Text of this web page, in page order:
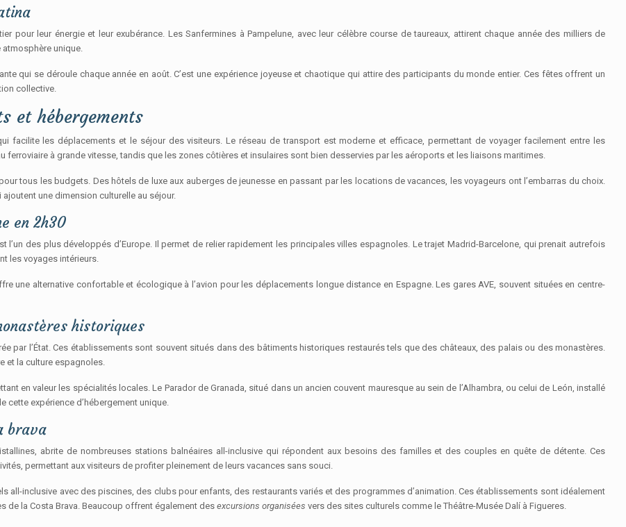
pour leur énergie et leur exubérance. Les Sanfermines à Pampelune, avec leur célèbre course de taureaux, attirent chaque année des milliers de
atmosphère unique.
qui se déroule chaque année en août. C’est une expérience joyeuse et chaotique qui attire des participants du monde entier. Ces fêtes offrent un
collective.
et hébergements
facilite les déplacements et le séjour des visiteurs. Le réseau de transport est moderne et efficace, permettant de voyager facilement entre les
à grande vitesse, tandis que les zones côtières et insulaires sont bien desservies par les aéroports et les liaisons maritimes.
tous les budgets. Des hôtels de luxe aux auberges de jeunesse en passant par les locations de vacances, les voyageurs ont l’embarras du choix.
une dimension culturelle au séjour.
en 2h30
l’un des plus développés d’Europe. Il permet de relier rapidement les principales villes espagnoles. Le trajet Madrid-Barcelone, qui prenait autrefois
les voyages intérieurs.
une alternative confortable et écologique à l’avion pour les déplacements longue distance en Espagne. Les gares AVE, souvent situées en centre-
historiques
par l’État. Ces établissements sont souvent situés dans des bâtiments historiques restaurés tels que des châteaux, des palais ou des monastères.
et la culture espagnoles.
en valeur les spécialités locales. Le Parador de Granada, situé dans un ancien couvent mauresque au sein de l’Alhambra, ou celui de León, installé
cette expérience d’hébergement unique.
brava
abrite de nombreuses stations balnéaires all-inclusive qui répondent aux besoins des familles et des couples en quête de détente. Ces
permettant aux visiteurs de profiter pleinement de leurs vacances sans souci.
all-inclusive avec des piscines, des clubs pour enfants, des restaurants variés et des programmes d’animation. Ces établissements sont idéalement
de la Costa Brava. Beaucoup offrent également des excursions organisées vers des sites culturels comme le Théâtre-Musée Dalí à Figueres.